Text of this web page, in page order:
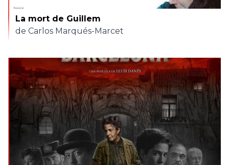
La mort de Guillem
de Carlos Marqués-Marcet